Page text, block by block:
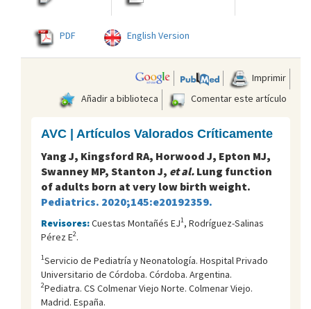
PDF English Version
Imprimir
Añadir a biblioteca
Comentar este artículo
AVC | Artículos Valorados Críticamente
Yang J, Kingsford RA, Horwood J, Epton MJ,
Swanney MP, Stanton J, et al. Lung function
of adults born at very low birth weight.
Pediatrics. 2020;145:e20192359.
Revisores:Cuestas Montañés EJ1, Rodríguez-Salinas
Pérez E2.
1Servicio de Pediatría y Neonatología. Hospital Privado
Universitario de Córdoba. Córdoba. Argentina.
2Pediatra. CS Colmenar Viejo Norte. Colmenar Viejo.
Madrid. España.